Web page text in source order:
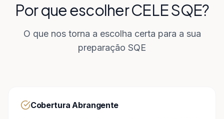
Por que escolher CELE SQE?
O que nos torna a escolha certa para a sua
preparação SQE
Cobertura Abrangente